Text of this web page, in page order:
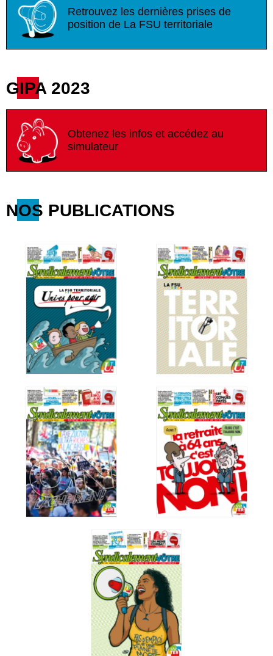
Retrouvez les dernières prises de
position de La FSU territoriale
GIPA 2023
Obtenez les infos et accédez au
simulateur
NOS PUBLICATIONS